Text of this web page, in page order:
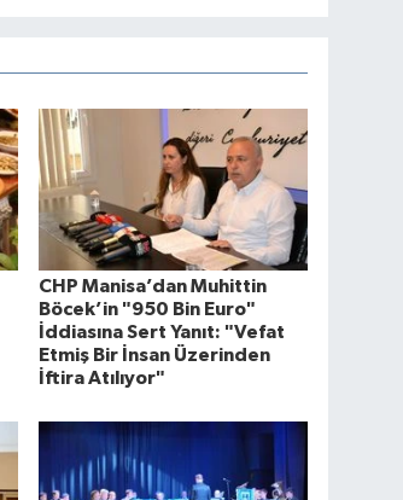
CHP Manisa’dan Muhittin
Böcek’in "950 Bin Euro"
İddiasına Sert Yanıt: "Vefat
Etmiş Bir İnsan Üzerinden
İftira Atılıyor"